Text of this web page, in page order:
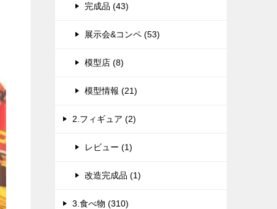
完成品 (43)
展示会&コンペ (53)
模型店 (8)
模型情報 (21)
2.フィギュア (2)
レビュー (1)
改造完成品 (1)
3.食べ物 (310)